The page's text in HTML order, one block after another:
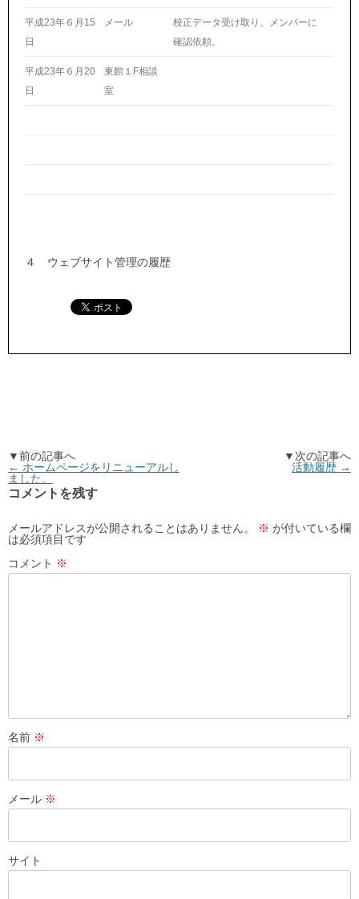
平成23年６月15
日
メール
校正データ受け取り。メンバーに
確認依頼。
平成23年６月20
日
東館１F相談
室
４ ウェブサイト管理の履歴
▼前の記事へ
← ホームページをリニューアルし
ました。
▼次の記事へ
活動履歴 →
コメントを残す
メールアドレスが公開されることはありません。 ※ が付いている欄
は必須項目です
コメント ※
名前 ※
メール ※
サイト